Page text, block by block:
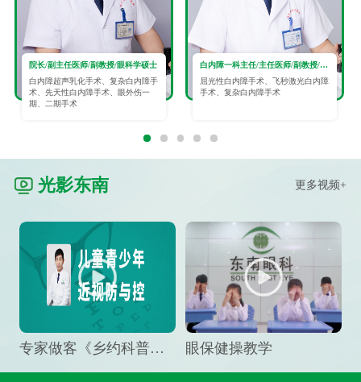
院长/副主任医师/副教授/眼科学硕士
白内障超声乳化手术、复杂白内障手
术、先天性白内障手术、眼外伤一
期、二期手术
白内障一科主任/主任医师/副教授/眼科学硕士
屈光性白内障手术、飞秒激光白内障
手术、复杂白内障手术
光影东南 更多视频+
专家做客《乡约科普》栏目，预防孩子近视竟然这么“简单” 眼保健操教学